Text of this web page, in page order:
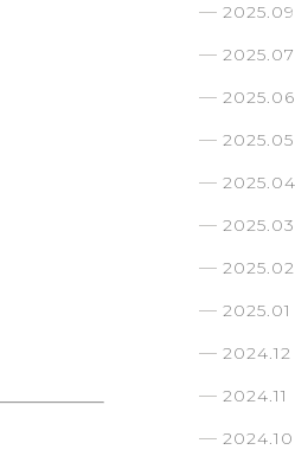
2025.09
2025.07
2025.06
2025.05
2025.04
2025.03
2025.02
2025.01
2024.12
2024.11
2024.10